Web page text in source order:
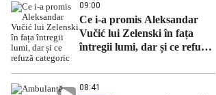
09:00
Ce i-a promis Aleksandar
Vučić lui Zelenski în fața
întregii lumi, dar și ce refuză
08:41